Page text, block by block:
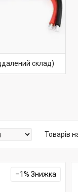
склад)
–1%